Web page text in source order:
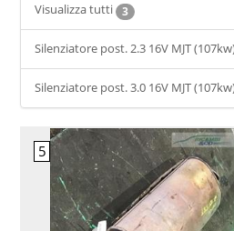
Visualizza tutti 3
Silenziatore post. 2.3 16V MJT
Silenziatore post. 3.0 16V MJT